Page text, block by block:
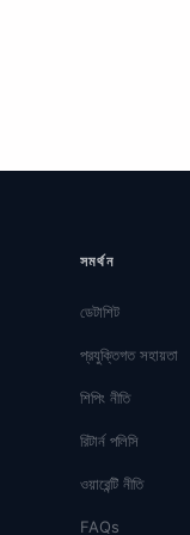
সমর্থন
ডেটাশিট
প্রযুক্তিগত সহায়তা
শিপিং নীতি
রিটার্ন পলিসি
ওয়ারেন্টি নীতি
FAQs